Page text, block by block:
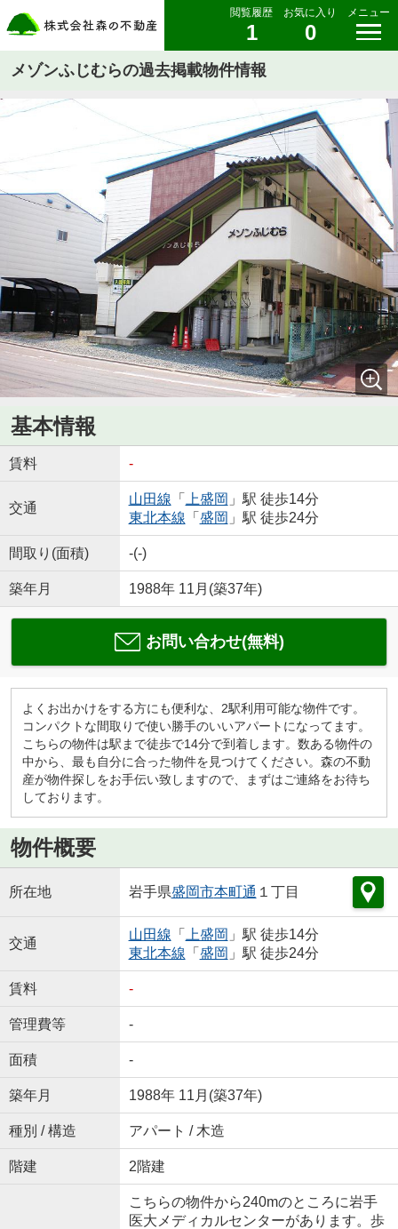
閲覧履歴
1
お気に入り
0
メニュー
メゾンふじむらの過去掲載物件情報
基本情報
賃料 -
交通
山田線 「 上盛岡 」駅 徒歩14分
東北本線 「 盛岡 」駅 徒歩24分
間取り(面積) -(-)
築年月 1988年 11月(築37年)
お問い合わせ(無料)
よくお出かけをする方にも便利な、2駅利用可能な物件です。
コンパクトな間取りで使い勝手のいいアパートになってます。
こちらの物件は駅まで徒歩で14分で到着します。数ある物件の
中から、最も自分に合った物件を見つけてください。森の不動
産が物件探しをお手伝い致しますので、まずはご連絡をお待ち
しております。
物件概要
所在地 岩手県盛岡市本町通 １丁目
交通
山田線 「 上盛岡 」駅 徒歩14分
東北本線 「 盛岡 」駅 徒歩24分
賃料 -
管理費等 -
面積 -
築年月 1988年 11月(築37年)
種別 / 構造 アパート / 木造
階建 2階建
こちらの物件から240mのところに岩手
医大メディカルセンターがあります。歩